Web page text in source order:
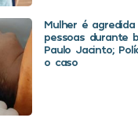
Mulher é
pessoas durante
Paulo Jacinto;
o caso